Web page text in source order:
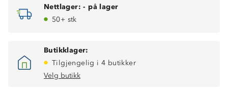
Nettlager: - på lager
50+ stk
Butikklager:
Tilgjengelig i 4 butikker
Velg butikk